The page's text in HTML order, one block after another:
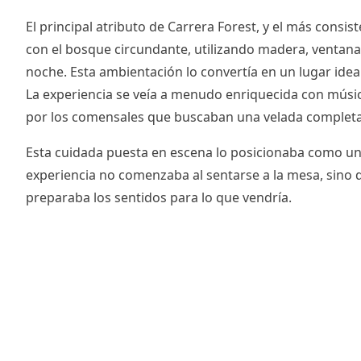
El principal atributo de Carrera Forest, y el más
con el bosque circundante, utilizando madera,
noche. Esta ambientación lo convertía en un lugar
La experiencia se veía a menudo enriquecida con
por los comensales que buscaban una velada
Esta cuidada puesta en escena lo posicionaba como
experiencia no comenzaba al sentarse a la mesa,
preparaba los sentidos para lo que vendría.